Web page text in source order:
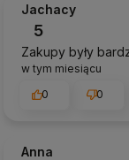
Jachacy
5
Zakupy były
w tym miesiącu
0
0
Anna